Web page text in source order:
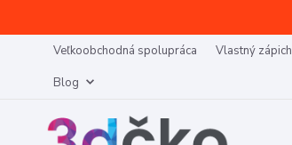
Veľkoobchodná spolupráca Vlastný zápich
Blog